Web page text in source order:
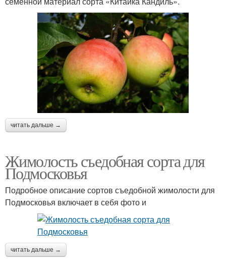
читать дальше →
Жимолость съедобная сорта для
Подмосковья
Подробное описание сортов съедобной жимолости для
Подмосковья включает в себя фото и
читать дальше →